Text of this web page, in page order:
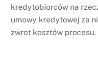
kredytobiorców na
umowy kredytowej za
zwrot kosztów